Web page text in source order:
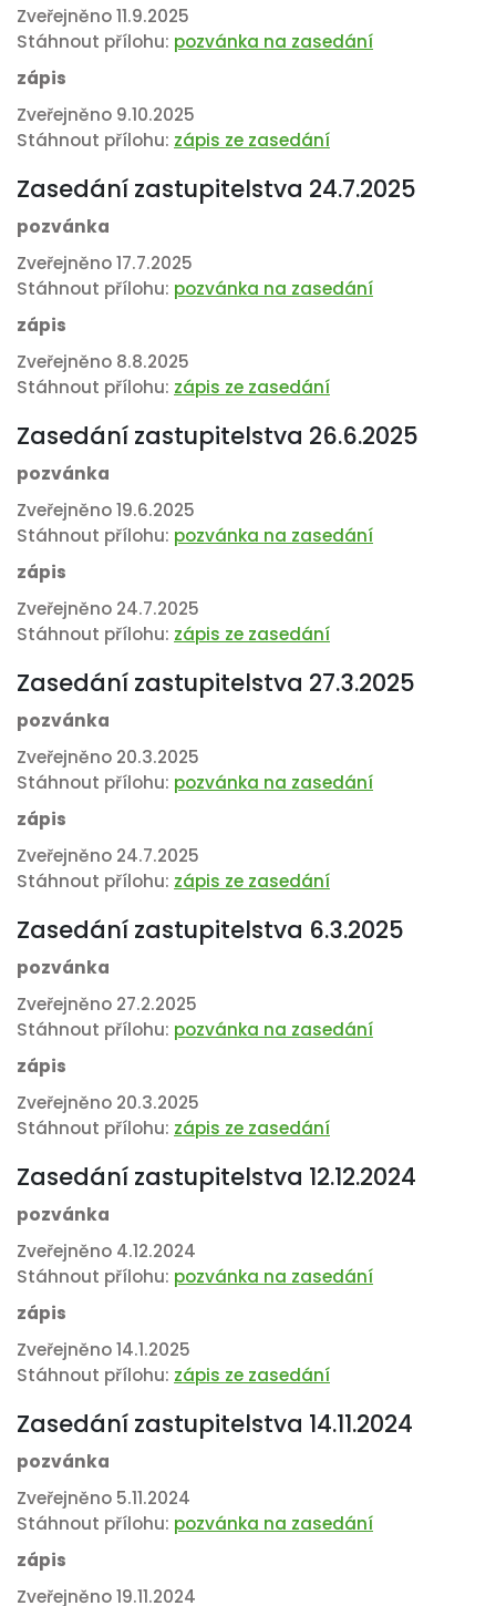
Zveřejněno 11.9.2025
Stáhnout přílohu: pozvánka na zasedání
zápis
Zveřejněno 9.10.2025
Stáhnout přílohu: zápis ze zasedání
Zasedání zastupitelstva 24.7.2025
pozvánka
Zveřejněno 17.7.2025
Stáhnout přílohu: pozvánka na zasedání
zápis
Zveřejněno 8.8.2025
Stáhnout přílohu: zápis ze zasedání
Zasedání zastupitelstva 26.6.2025
pozvánka
Zveřejněno 19.6.2025
Stáhnout přílohu: pozvánka na zasedání
zápis
Zveřejněno 24.7.2025
Stáhnout přílohu: zápis ze zasedání
Zasedání zastupitelstva 27.3.2025
pozvánka
Zveřejněno 20.3.2025
Stáhnout přílohu: pozvánka na zasedání
zápis
Zveřejněno 24.7.2025
Stáhnout přílohu: zápis ze zasedání
Zasedání zastupitelstva 6.3.2025
pozvánka
Zveřejněno 27.2.2025
Stáhnout přílohu: pozvánka na zasedání
zápis
Zveřejněno 20.3.2025
Stáhnout přílohu: zápis ze zasedání
Zasedání zastupitelstva 12.12.2024
pozvánka
Zveřejněno 4.12.2024
Stáhnout přílohu: pozvánka na zasedání
zápis
Zveřejněno 14.1.2025
Stáhnout přílohu: zápis ze zasedání
Zasedání zastupitelstva 14.11.2024
pozvánka
Zveřejněno 5.11.2024
Stáhnout přílohu: pozvánka na zasedání
zápis
Zveřejněno 19.11.2024